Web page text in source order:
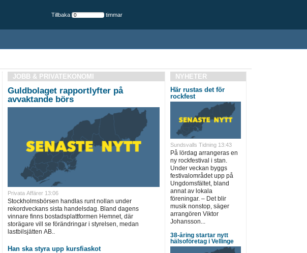
Tillbaka timmar
JOBB & PRIVATEKONOMI
Guldbolaget rapportlyfter på
avvaktande börs
Privata Affärer 13:06
Stockholmsbörsen handlas runt nollan under
rekordveckans sista handelsdag. Bland dagens
vinnare finns bostadsplattformen Hemnet, där
storägare vill se förändringar i styrelsen, medan
lastbilsjätten AB..
Han ska styra upp kursfiaskot
NYHETER
Här rustas det för
rockfest
Sundsvalls Tidning 13:43
På lördag arrangeras en
ny rockfestival i stan.
Under veckan byggs
festivalområdet upp på
Ungdomsfältet, bland
annat av lokala
föreningar. – Det blir
musik nonstop, säger
arrangören Viktor
Johansson...
38-åring startar nytt
hälsoföretag i Vellinge